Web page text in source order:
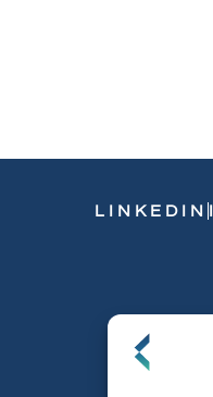
LINKEDIN